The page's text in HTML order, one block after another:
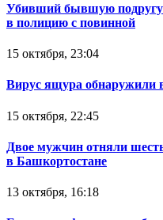
Убивший бывшую подругу
в полицию с повинной
15 октября, 23:04
Вирус ящура обнаружили
15 октября, 22:45
Двое мужчин отняли
в Башкортостане
13 октября, 16:18